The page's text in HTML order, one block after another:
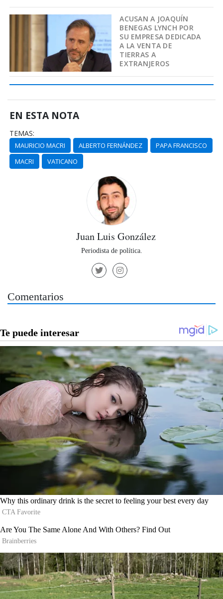
ACUSAN A JOAQUÍN
BENEGAS LYNCH POR
SU EMPRESA DEDICADA
A LA VENTA DE
TIERRAS A
EXTRANJEROS
EN ESTA NOTA
TEMAS:
MAURICIO MACRI ALBERTO FERNÁNDEZ
PAPA FRANCISCO
MACRI
VATICANO
Juan Luis González
Periodista de política.
Comentarios